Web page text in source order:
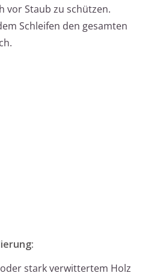
vor Staub zu schützen.
Schleifen den gesamten
stark verwittertem Holz